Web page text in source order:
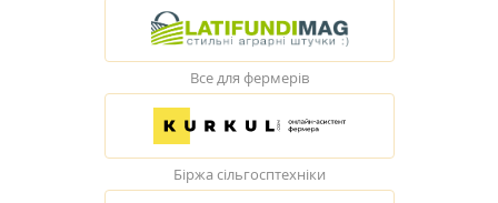
Все для фермерів
Біржа сільгосптехніки